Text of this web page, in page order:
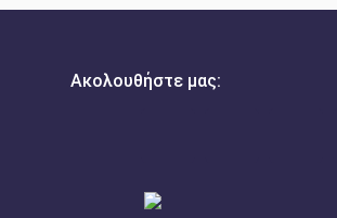
Ακολουθήστε μας: